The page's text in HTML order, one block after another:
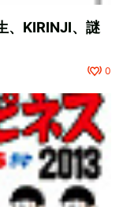
、KIRINJI、謎
0